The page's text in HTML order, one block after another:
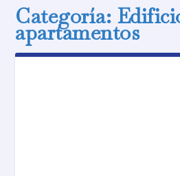
Categoría:
apartamentos